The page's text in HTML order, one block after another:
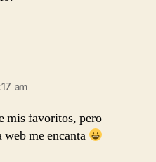
am
mis favoritos, pero
web me encanta